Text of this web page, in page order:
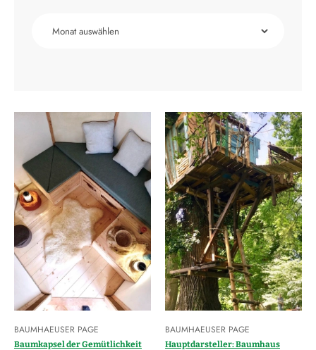
Archiv
Baumkapsel der Gemütlichkeit
BAUMHAEUSER PAGE
Hauptdarsteller: Baumhaus
BAUMHAEUSER PAGE